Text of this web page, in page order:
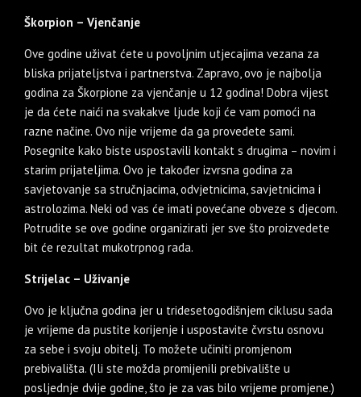
Škorpion – Vjenčanje
Ove godine uživat ćete u povoljnim utjecajima vezana za
bliska prijateljstva i partnerstva. Zapravo, ovo je najbolja
godina za Škorpione za vjenčanje u 12 godina! Dobra vijest
je da ćete naići na svakakve ljude koji će vam pomoći na
razne načine. Ovo nije vrijeme da ga provedete sami.
Posegnite kako biste uspostavili kontakt s drugima – novim i
starim prijateljima. Ovo je također izvrsna godina za
savjetovanje sa stručnjacima, odvjetnicima, savjetnicima i
astrolozima. Neki od vas će imati povećane obveze s djecom.
Potrudite se ove godine organizirati jer sve što proizvedete
bit će rezultat mukotrpnog rada.
Strijelac – Uživanje
Ovo je ključna godina jer u tridesetogodišnjem ciklusu sada
je vrijeme da pustite korijenje i uspostavite čvrstu osnovu
za sebe i svoju obitelj. To možete učiniti promjenom
prebivališta. (Ili ste možda promijenili prebivalište u
posljednje dvije godine, što je za vas bilo vrijeme promjene.)